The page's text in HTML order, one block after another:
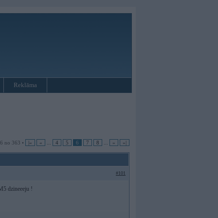
Reklāma
no 363 • |« « 4 5 6 7 8 » »|
#101
dzineeeju !